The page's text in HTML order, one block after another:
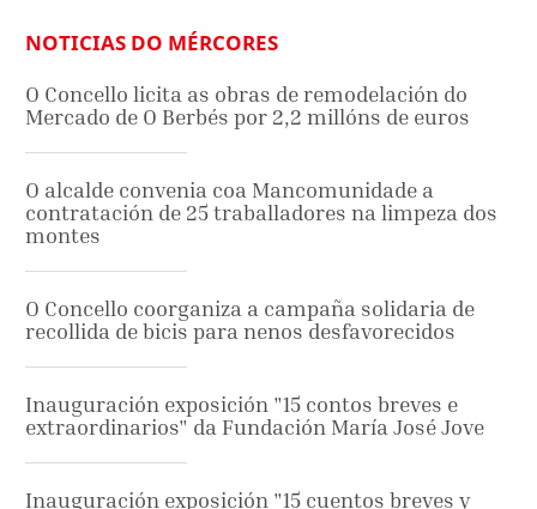
NOTICIAS DO MÉRCORES
O Concello licita as obras de remodelación do
Mercado de O Berbés por 2,2 millóns de euros
O alcalde convenia coa Mancomunidade a
contratación de 25 traballadores na limpeza dos
montes
O Concello coorganiza a campaña solidaria de
recollida de bicis para nenos desfavorecidos
Inauguración exposición "15 contos breves e
extraordinarios" da Fundación María José Jove
Inauguración exposición "15 cuentos breves y